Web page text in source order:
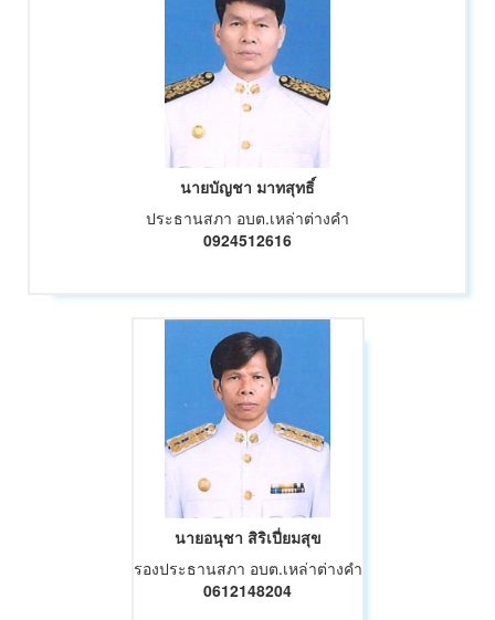
นายบัญชา มาทสุทธิ์
ประธานสภา อบต.เหล่าต่างคำ
0924512616
นายอนุชา สิริเปี่ยมสุข
รองประธานสภา อบต.เหล่าต่างคำ
0612148204